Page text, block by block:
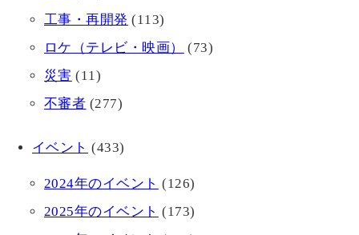
工事・再開発 (113)
ロケ（テレビ・映画）
(73)
災害 (11)
不審者 (277)
イベント (433)
2024年のイベント (126)
2025年のイベント (173)